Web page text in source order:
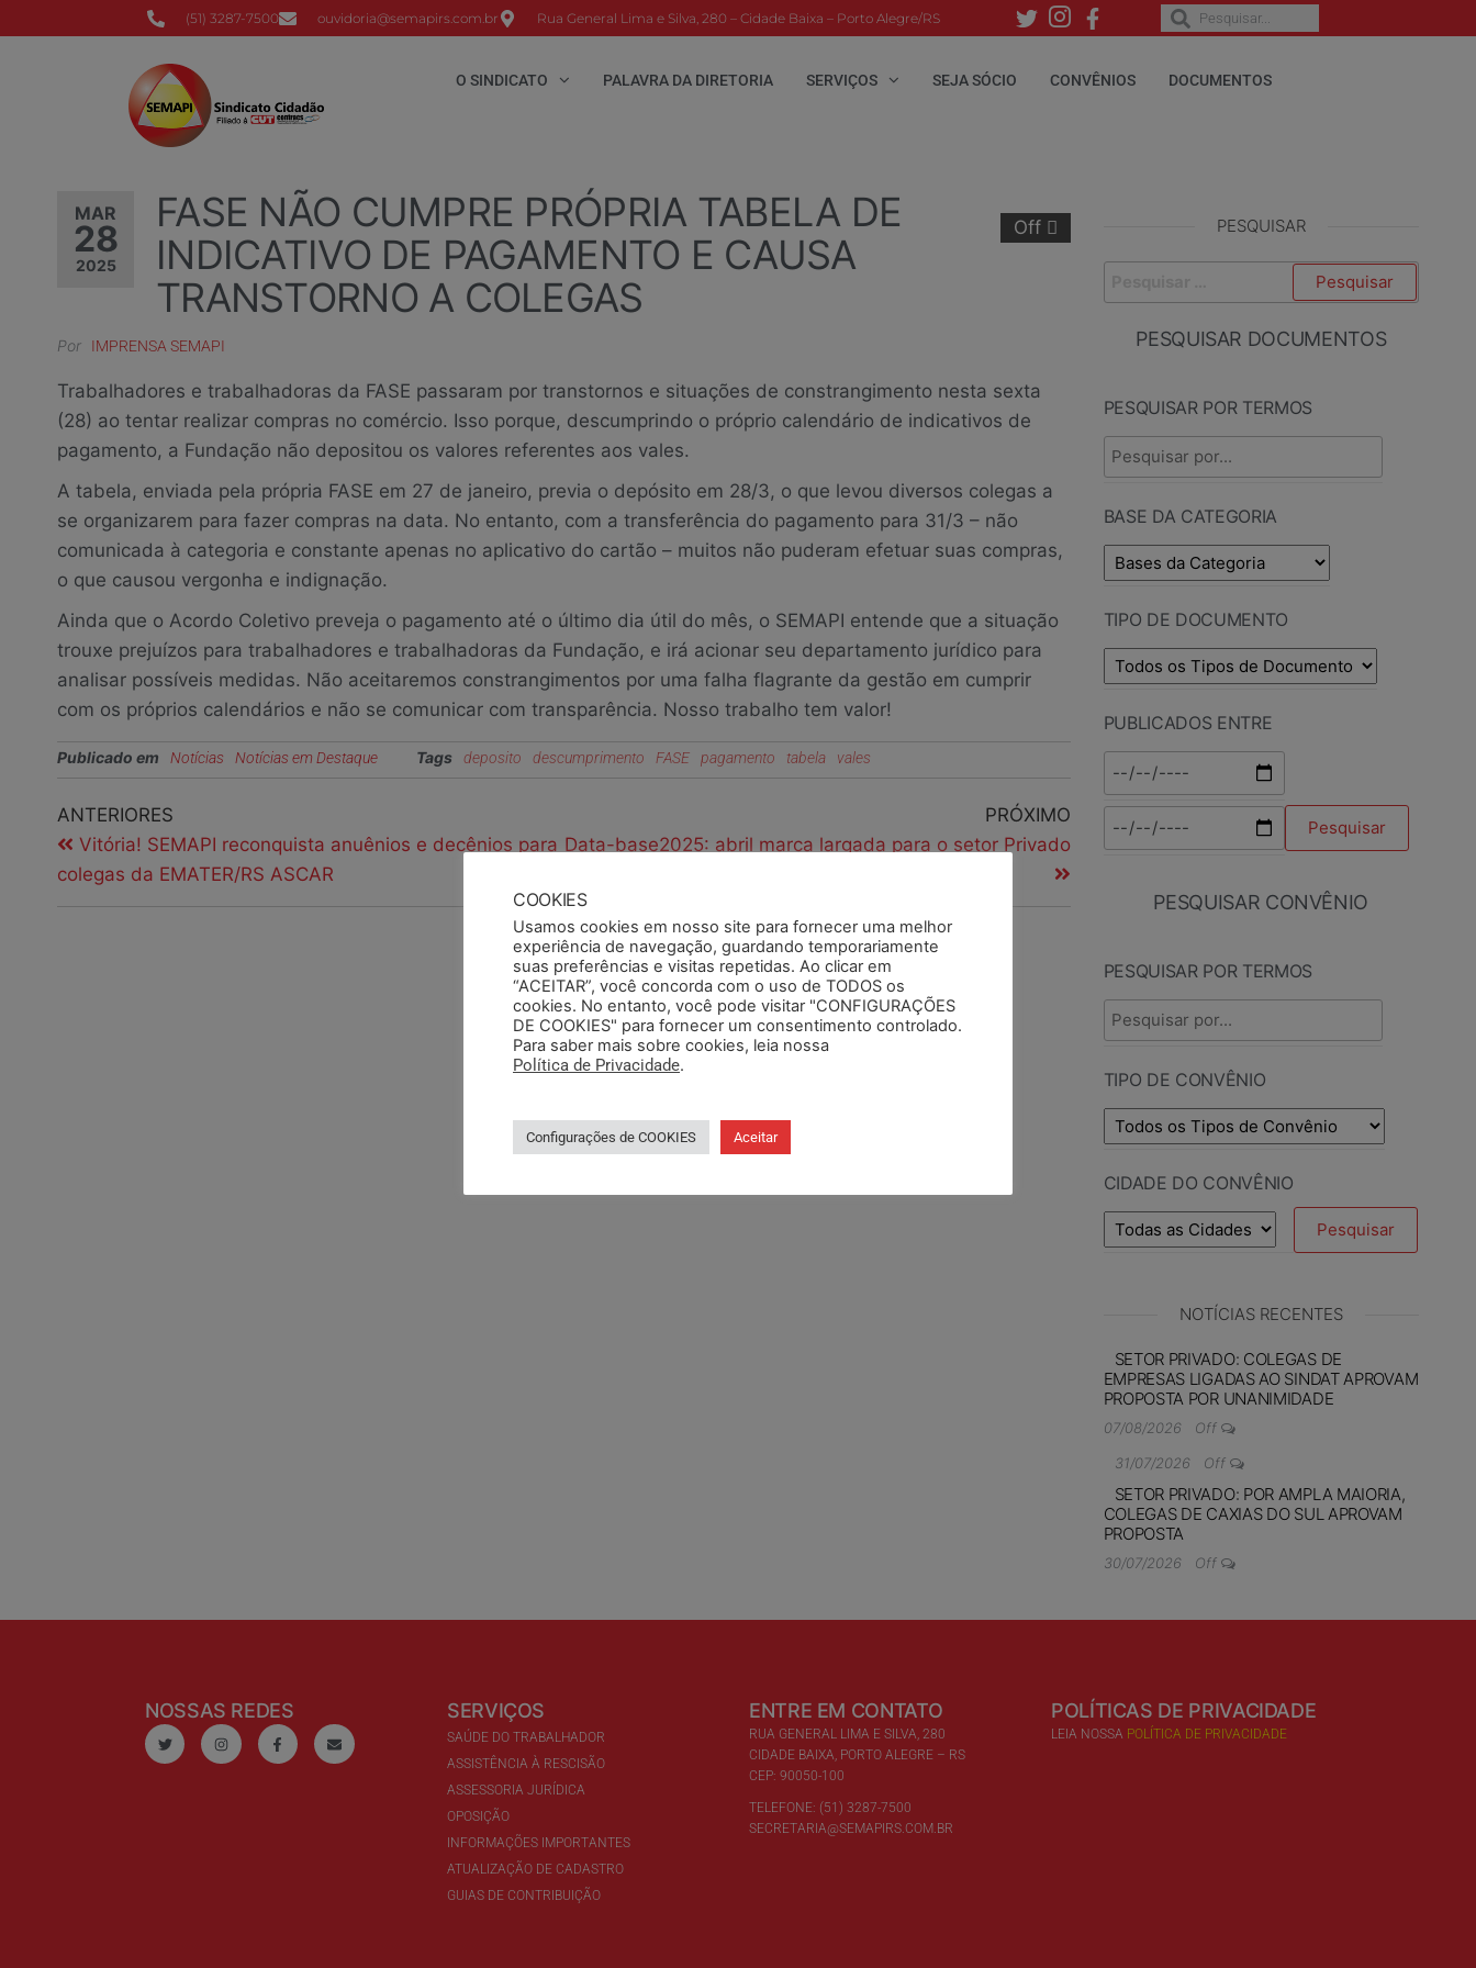
(51) 3287-7500 ouvidoria@semapirs.com.br Rua General Lima e Silva, 280 – Cidade Baixa – Porto Alegre/RS
O SINDICATO PALAVRA DA DIRETORIA SERVIÇOS SEJA SÓCIO CONVÊNIOS DOCUMENTOS
MAR
28
2025
Off
FASE NÃO CUMPRE PRÓPRIA TABELA DE
INDICATIVO DE PAGAMENTO E CAUSA
TRANSTORNO A COLEGAS
Por IMPRENSA SEMAPI
Trabalhadores e trabalhadoras da FASE passaram por transtornos e situações de constrangimento nesta sexta
(28) ao tentar realizar compras no comércio. Isso porque, descumprindo o próprio calendário de indicativos de
pagamento, a Fundação não depositou os valores referentes aos vales.
A tabela, enviada pela própria FASE em 27 de janeiro, previa o depósito em 28/3, o que levou diversos colegas a
se organizarem para fazer compras na data. No entanto, com a transferência do pagamento para 31/3 – não
comunicada à categoria e constante apenas no aplicativo do cartão – muitos não puderam efetuar suas compras,
o que causou vergonha e indignação.
Ainda que o Acordo Coletivo preveja o pagamento até o último dia útil do mês, o SEMAPI entende que a situação
trouxe prejuízos para trabalhadores e trabalhadoras da Fundação, e irá acionar seu departamento jurídico para
analisar possíveis medidas. Não aceitaremos constrangimentos por uma falha flagrante da gestão em cumprir
com os próprios calendários e não se comunicar com transparência. Nosso trabalho tem valor!
Publicado em Notícias Notícias em Destaque Tags deposito descumprimento FASE pagamento tabela vales
ANTERIORES
Vitória! SEMAPI reconquista anuênios e decênios para
colegas da EMATER/RS ASCAR
PRÓXIMO
Data-base2025: abril marca largada para o setor Privado
PESQUISAR
PESQUISAR DOCUMENTOS
PESQUISAR POR TERMOS
BASE DA CATEGORIA
TIPO DE DOCUMENTO
PUBLICADOS ENTRE
PESQUISAR CONVÊNIO
PESQUISAR POR TERMOS
TIPO DE CONVÊNIO
CIDADE DO CONVÊNIO
NOTÍCIAS RECENTES
SETOR PRIVADO: COLEGAS DE
EMPRESAS LIGADAS AO SINDAT APROVAM
PROPOSTA POR UNANIMIDADE
07/08/2026
Off
31/07/2026
Off
SETOR PRIVADO: POR AMPLA MAIORIA,
COLEGAS DE CAXIAS DO SUL APROVAM
PROPOSTA
30/07/2026 Off
NOSSAS REDES SERVIÇOS
SAÚDE DO TRABALHADOR
ASSISTÊNCIA À RESCISÃO
ASSESSORIA JURÍDICA
OPOSIÇÃO
INFORMAÇÕES IMPORTANTES
ATUALIZAÇÃO DE CADASTRO
GUIAS DE CONTRIBUIÇÃO
ENTRE EM CONTATO
RUA GENERAL LIMA E SILVA, 280
CIDADE BAIXA, PORTO ALEGRE – RS
CEP: 90050-100
TELEFONE: (51) 3287-7500
SECRETARIA@SEMAPIRS.COM.BR
POLÍTICAS DE PRIVACIDADE
LEIA NOSSA POLÍTICA DE PRIVACIDADE
COOKIES
Usamos cookies em nosso site para fornecer uma melhor
experiência de navegação, guardando temporariamente
suas preferências e visitas repetidas. Ao clicar em
“ACEITAR”, você concorda com o uso de TODOS os
cookies. No entanto, você pode visitar "CONFIGURAÇÕES
DE COOKIES" para fornecer um consentimento controlado.
Para saber mais sobre cookies, leia nossa
Política de Privacidade.
Configurações de COOKIES Aceitar